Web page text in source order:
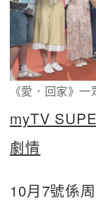
《愛．回家》
myTV
劇情
10月7號係